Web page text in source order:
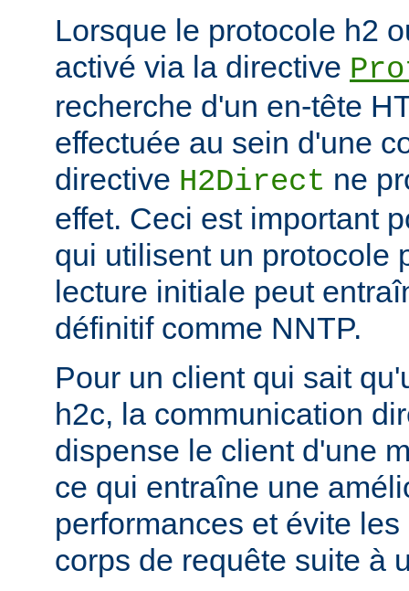
Lorsque le protocole h2
activé via la directive
recherche d'un en-tête
effectuée au sein d'une
directive H2Direct ne
effet. Ceci est important
qui utilisent un protocole
lecture initiale peut
définitif comme NNTP.
Pour un client qui sait
h2c, la communication
dispense le client d'une
ce qui entraîne une
performances et évite
corps de requête suite à